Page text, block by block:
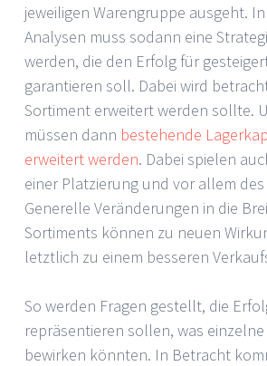
jeweiligen Warengruppe ausgeht.
Analysen muss sodann eine
werden, die den Erfolg für
garantieren soll. Dabei wird
Sortiment erweitert werden sollte.
müssen dann bestehende
erweitert werden. Dabei spielen
einer Platzierung und vor allem des
Generelle Veränderungen in die
Sortiments können zu neuen
letztlich zu einem besseren
So werden Fragen gestellt, die
repräsentieren sollen, was
bewirken könnten. In Betracht